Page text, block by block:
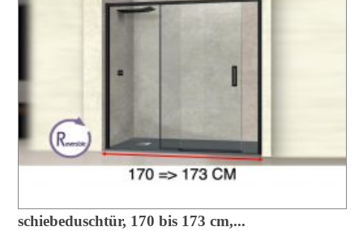
schiebeduschtür, 170 bis 173 cm,...